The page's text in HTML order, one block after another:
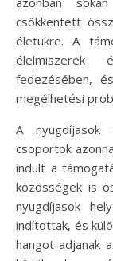
csökkentett
életükre. A
élelmiszerek
fedezésében,
megélhetési
A nyugdíjasok
csoportok
indult a
közösségek is
nyugdíjasok
indítottak, és
hangot adjanak